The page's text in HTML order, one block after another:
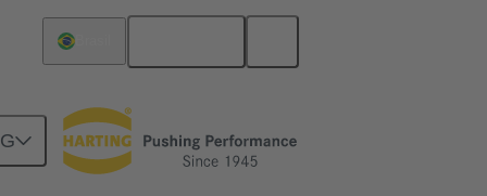
09 33 000 9996